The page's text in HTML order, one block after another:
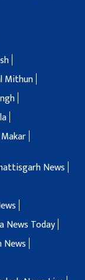
Mithun
News
News Today
News